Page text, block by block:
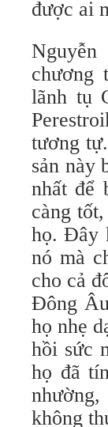
được ai
chương
lãnh tụ
tương
sản này
nhất để
càng
họ. Ðây
nó mà
cho cả
Ðông
họ nhẹ
hồi sức
họ đã
không